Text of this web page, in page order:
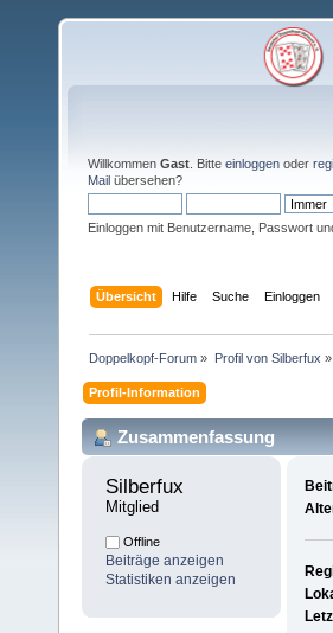
Willkommen Gast . Bitte einloggen oder
Mail übersehen?
Einloggen mit Benutzername, Passwort
Übersicht Hilfe Suche Einloggen
Doppelkopf-Forum » Profil von Silberfux »
Profil-Information
Zusammenfassung
Silberfux
Mitglied
Offline
Beiträge anzeigen
Statistiken anzeigen